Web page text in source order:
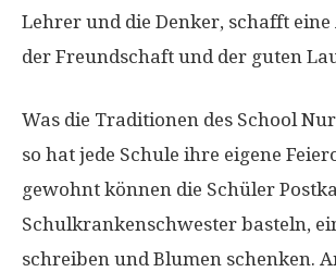
Lehrer und die Denker, schafft
der Freundschaft und der guten
Was die Traditionen des School
so hat jede Schule ihre eigene
gewohnt können die Schüler
Schulkrankenschwester basteln,
schreiben und Blumen schenken.